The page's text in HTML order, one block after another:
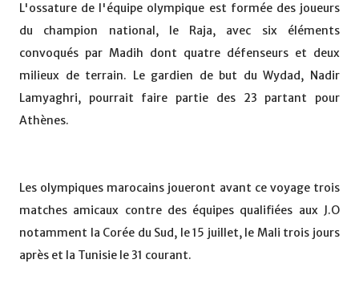
L'ossature de l'équipe olympique est formée des joueurs
du champion national, le Raja, avec six éléments
convoqués par Madih dont quatre défenseurs et deux
milieux de terrain. Le gardien de but du Wydad, Nadir
Lamyaghri, pourrait faire partie des 23 partant pour
Athènes.
Les olympiques marocains joueront avant ce voyage trois
matches amicaux contre des équipes qualifiées aux J.O
notamment la Corée du Sud, le 15 juillet, le Mali trois jours
après et la Tunisie le 31 courant.